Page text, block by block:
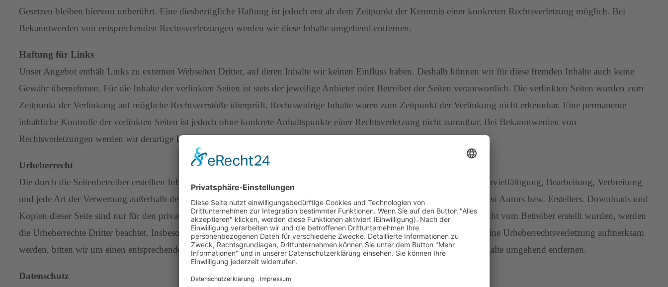
Gesetzen bleiben hiervon unberührt. Eine diesbezügliche Haftung ist jedoch erst ab dem Zeitpunkt der Kenntnis einer konkreten Rechtsverletzung möglich. Bei
Bekanntwerden von entsprechenden Rechtsverletzungen werden wir diese Inhalte umgehend entfernen.
Haftung für Links
Unser Angebot enthält Links zu externen Webseiten Dritter, auf deren Inhalte wir keinen Einfluss haben. Deshalb können wir für diese fremden Inhalte auch keine
Gewähr übernehmen. Für die Inhalte der verlinkten Seiten ist stets der jeweilige Anbieter oder Betreiber der Seiten verantwortlich. Die verlinkten Seiten wurden zum
Zeitpunkt der Verlinkung auf mögliche Rechtsverstöße überprüft. Rechtswidrige Inhalte waren zum Zeitpunkt der Verlinkung nicht erkennbar. Eine permanente
inhaltliche Kontrolle der verlinkten Seiten ist jedoch ohne konkrete Anhaltspunkte einer Rechtsverletzung nicht zumutbar. Bei Bekanntwerden von
Rechtsverletzungen werden wir derartige Links umgehend entfernen.
Urheberrecht
Die durch die Seitenbetreiber erstellten Inhalte und Werke auf diesen Seiten unterliegen dem deutschen Urheberrecht. Die Vervielfältigung, Bearbeitung, Verbreitung
und jede Art der Verwertung außerhalb der Grenzen des Urheberrechtes bedürfen der schriftlichen Zustimmung des jeweiligen Autors bzw. Erstellers. Downloads und
Kopien dieser Seite sind nur für den privaten, nicht kommerziellen Gebrauch gestattet. Soweit die Inhalte auf dieser Seite nicht vom Betreiber erstellt wurden, werden
die Urheberrechte Dritter beachtet. Insbesondere werden Inhalte Dritter als solche gekennzeichnet. Sollten Sie trotzdem auf eine Urheberrechtsverletzung aufmerksam
werden, bitten wir um einen entsprechenden Hinweis. Bei Bekanntwerden von Rechtsverletzungen werden wir derartige Inhalte umgehend entfernen.
Datenschutz